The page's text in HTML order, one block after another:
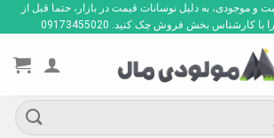
و موجودی، به دلیل نوسانات قیمت در بازار، حتما قبل از
بخش فروش چک کنید. 09173455020